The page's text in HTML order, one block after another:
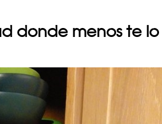
donde menos te lo